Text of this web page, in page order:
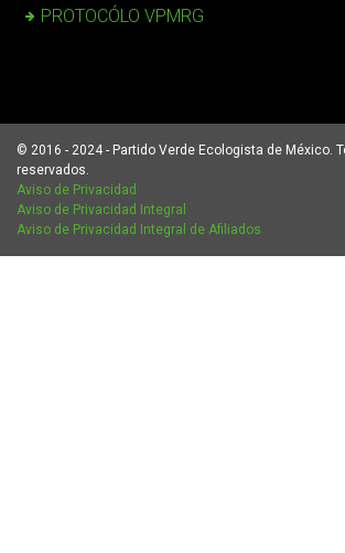
PROTOCÓLO VPMRG
© 2016 - 2024 - Partido Verde Ecologista de México.
reservados.
Aviso de Privacidad
Aviso de Privacidad Integral
Aviso de Privacidad Integral de Afiliados